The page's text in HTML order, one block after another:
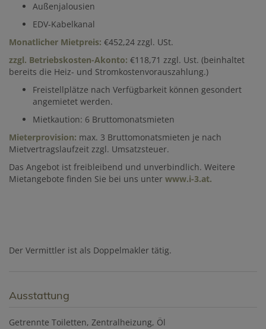
Außenjalousien
EDV-Kabelkanal
Monatlicher Mietpreis: €452,24 zzgl. USt.
zzgl. Betriebskosten-Akonto: €118,71 zzgl. Ust. (beinhaltet
bereits die Heiz- und Stromkostenvorauszahlung.)
Freistellplätze nach Verfügbarkeit können gesondert
angemietet werden.
Mietkaution: 6 Bruttomonatsmieten
Mieterprovision: max. 3 Bruttomonatsmieten je nach
Mietvertragslaufzeit zzgl. Umsatzsteuer.
Das Angebot ist freibleibend und unverbindlich. Weitere
Mietangebote finden Sie bei uns unter www.i-3.at.
Der Vermittler ist als Doppelmakler tätig.
Ausstattung
Getrennte Toiletten Zentralheizung Öl